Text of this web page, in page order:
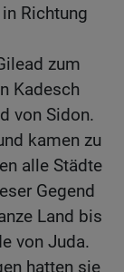
Richtung
zum
Kadesch
von Sidon.
kamen zu
alle Städte
Gegend
Land bis
von Juda.
hatten sie